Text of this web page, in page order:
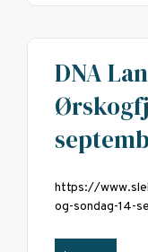
DNA
https://
og-sondag-14-